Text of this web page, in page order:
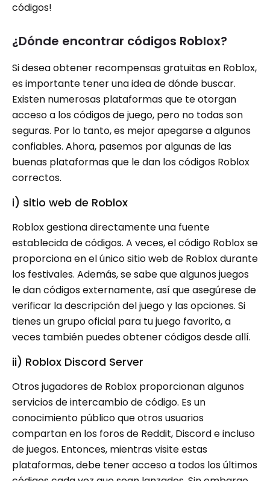
códigos!
¿Dónde encontrar códigos Roblox?
Si desea obtener recompensas gratuitas en Roblox,
es importante tener una idea de dónde buscar.
Existen numerosas plataformas que te otorgan
acceso a los códigos de juego, pero no todas son
seguras. Por lo tanto, es mejor apegarse a algunos
confiables. Ahora, pasemos por algunas de las
buenas plataformas que le dan los códigos Roblox
correctos.
i) sitio web de Roblox
Roblox gestiona directamente una fuente
establecida de códigos. A veces, el código Roblox se
proporciona en el único sitio web de Roblox durante
los festivales. Además, se sabe que algunos juegos
le dan códigos externamente, así que asegúrese de
verificar la descripción del juego y las opciones. Si
tienes un grupo oficial para tu juego favorito, a
veces también puedes obtener códigos desde allí.
ii) Roblox Discord Server
Otros jugadores de Roblox proporcionan algunos
servicios de intercambio de código. Es un
conocimiento público que otros usuarios
compartan en los foros de Reddit, Discord e incluso
de juegos. Entonces, mientras visite estas
plataformas, debe tener acceso a todos los últimos